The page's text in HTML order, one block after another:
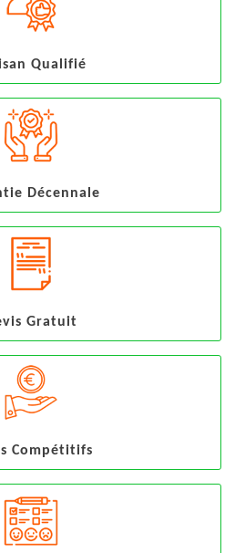
Qualifié
Décennale
Gratuit
Compétitifs